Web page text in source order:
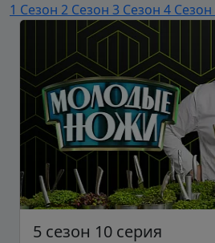
1 Сезон 2 Сезон 3 Сезон 4 Сезон
5 сезон 10 серия